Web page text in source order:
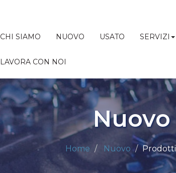
CHI SIAMO NUOVO USATO SERVIZI
LAVORA CON NOI
Nuovo
Home Nuovo Prodotti